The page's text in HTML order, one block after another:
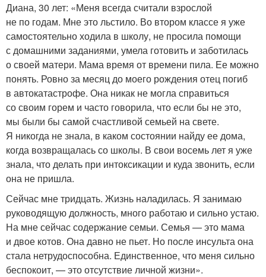
Диана, 30 лет: «Меня всегда считали взрослой
не по годам. Мне это льстило. Во втором классе я уже
самостоятельно ходила в школу, не просила помощи
с домашними заданиями, умела готовить и заботилась
о своей матери. Мама время от времени пила. Ее можно
понять. Ровно за месяц до моего рождения отец погиб
в автокатастрофе. Она никак не могла справиться
со своим горем и часто говорила, что если бы не это,
мы были бы самой счастливой семьей на свете.
Я никогда не знала, в каком состоянии найду ее дома,
когда возвращалась со школы. В свои восемь лет я уже
знала, что делать при интоксикации и куда звонить, если
она не пришла.
Сейчас мне тридцать. Жизнь наладилась. Я занимаю
руководящую должность, много работаю и сильно устаю.
На мне сейчас содержание семьи. Семья — это мама
и двое котов. Она давно не пьет. Но после инсульта она
стала нетрудоспособна. Единственное, что меня сильно
беспокоит, — это отсутствие личной жизни».